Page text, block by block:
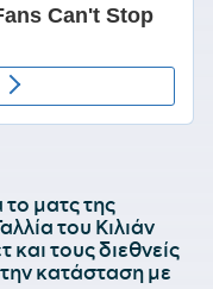
ματς της
του Κιλιάν
τους διεθνείς
κατάσταση με